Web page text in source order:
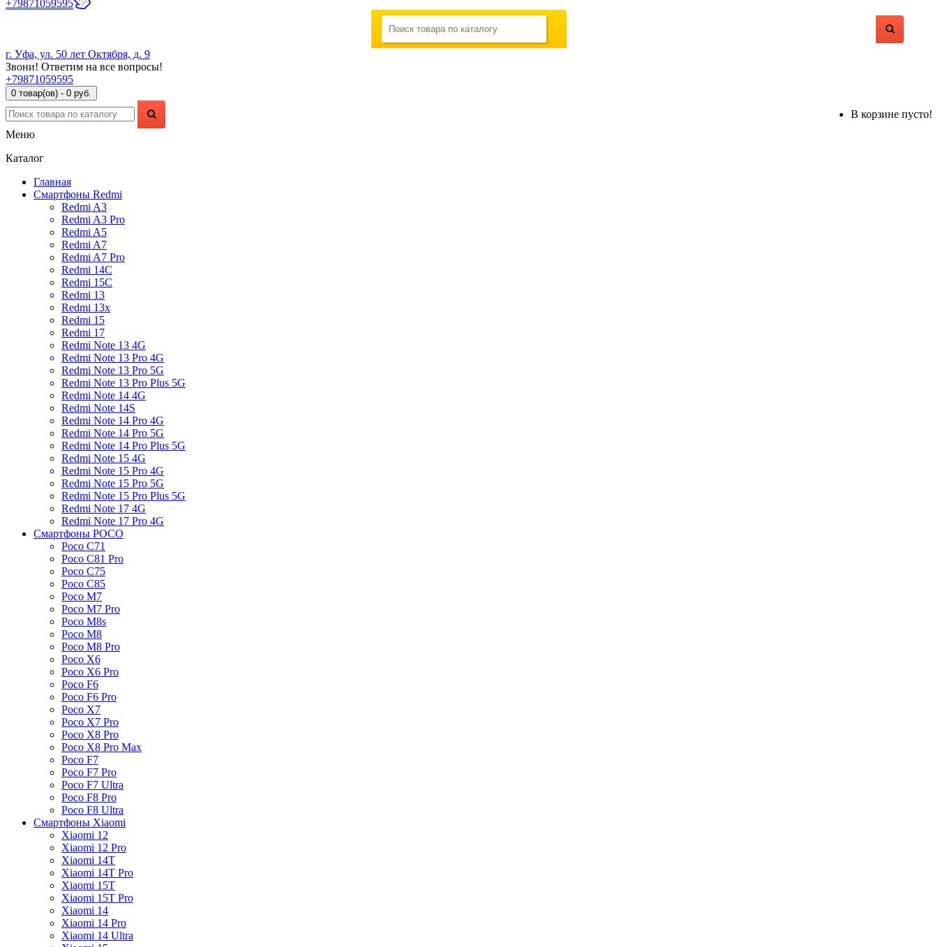
+79871059595
г. Уфа, ул. 50 лет Октября, д. 9
Звони! Ответим на все вопросы!
+79871059595
0 товар(ов) - 0 руб.
В корзине пусто!
Меню
Каталог
Главная
Смартфоны Redmi
Redmi A3
Redmi A3 Pro
Redmi A5
Redmi A7
Redmi A7 Pro
Redmi 14C
Redmi 15C
Redmi 13
Redmi 13x
Redmi 15
Redmi 17
Redmi Note 13 4G
Redmi Note 13 Pro 4G
Redmi Note 13 Pro 5G
Redmi Note 13 Pro Plus 5G
Redmi Note 14 4G
Redmi Note 14S
Redmi Note 14 Pro 4G
Redmi Note 14 Pro 5G
Redmi Note 14 Pro Plus 5G
Redmi Note 15 4G
Redmi Note 15 Pro 4G
Redmi Note 15 Pro 5G
Redmi Note 15 Pro Plus 5G
Redmi Note 17 4G
Redmi Note 17 Pro 4G
Смартфоны POCO
Poco C71
Poco C81 Pro
Poco C75
Poco C85
Poco M7
Poco M7 Pro
Poco M8s
Poco M8
Poco M8 Pro
Poco X6
Poco X6 Pro
Poco F6
Poco F6 Pro
Poco X7
Poco X7 Pro
Poco X8 Pro
Poco X8 Pro Max
Poco F7
Poco F7 Pro
Poco F7 Ultra
Poco F8 Pro
Poco F8 Ultra
Смартфоны Xiaomi
Xiaomi 12
Xiaomi 12 Pro
Xiaomi 14T
Xiaomi 14T Pro
Xiaomi 15T
Xiaomi 15T Pro
Xiaomi 14
Xiaomi 14 Pro
Xiaomi 14 Ultra